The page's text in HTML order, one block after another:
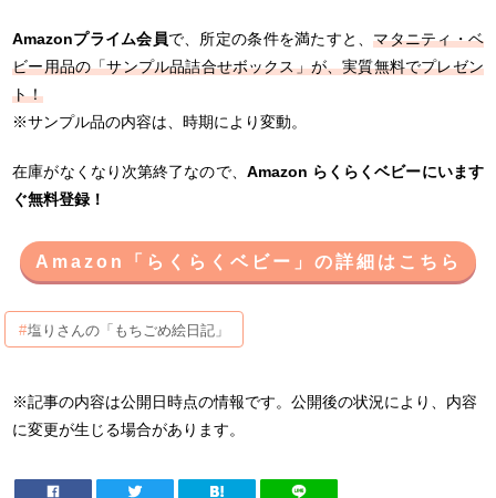
Amazonプライム会員で、所定の条件を満たすと、マタニティ・ベ
ビー用品の「サンプル品詰合せボックス」が、実質無料でプレゼン
ト！
※サンプル品の内容は、時期により変動。
在庫がなくなり次第終了なので、 Amazon らくらくベビーにいます
ぐ無料登録！
Amazon「らくらくベビー」の詳細はこちら
塩りさんの「もちごめ絵日記」
※記事の内容は公開日時点の情報です。公開後の状況により、内容
に変更が生じる場合があります。